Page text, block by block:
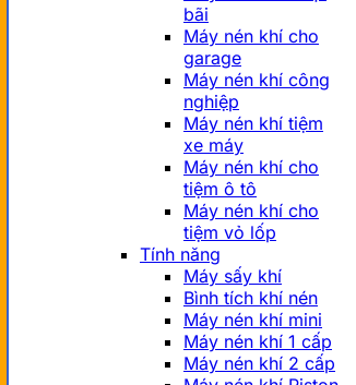
bãi
Máy nén khí cho
garage
Máy nén khí công
nghiệp
Máy nén khí tiệm
xe máy
Máy nén khí cho
tiệm ô tô
Máy nén khí cho
tiệm vỏ lốp
Tính năng
Máy sấy khí
Bình tích khí nén
Máy nén khí mini
Máy nén khí 1 cấp
Máy nén khí 2 cấp